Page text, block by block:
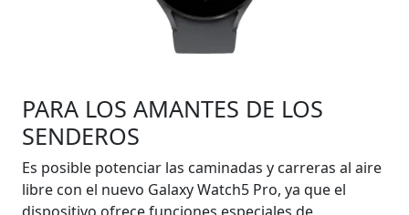
PARA LOS AMANTES DE LOS
SENDEROS
Es posible potenciar las caminadas y carreras al aire
libre con el nuevo Galaxy Watch5 Pro, ya que el